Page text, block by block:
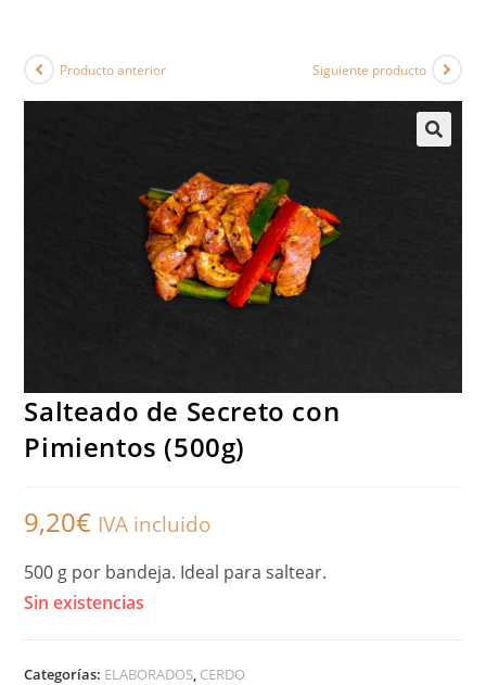
Producto anterior Siguiente producto
Salteado de Secreto con
Pimientos (500g)
9,20€ IVA incluido
500 g por bandeja. Ideal para saltear.
Sin existencias
Categorías: ELABORADOS, CERDO